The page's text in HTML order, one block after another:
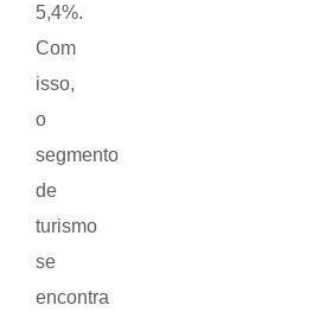
5,4%.
Com
isso,
o
segmento
de
turismo
se
encontra